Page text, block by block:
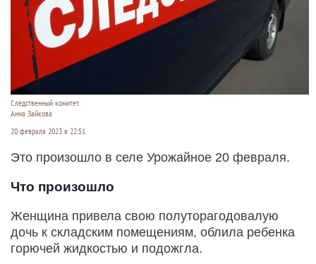
Следственный комитет.
Анна Зайкова
20 февраля 2023 в 22:51
Это произошло в селе Урожайное 20 февраля.
Что произошло
Женщина привела свою полуторагодовалую
дочь к складским помещениям, облила ребенка
горючей жидкостью и подожгла.